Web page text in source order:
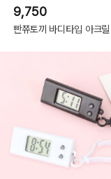
9,750
빤쮸토끼 바디타입 아크